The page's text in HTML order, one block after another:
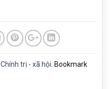
Chính trị - xã hội . Bookmark